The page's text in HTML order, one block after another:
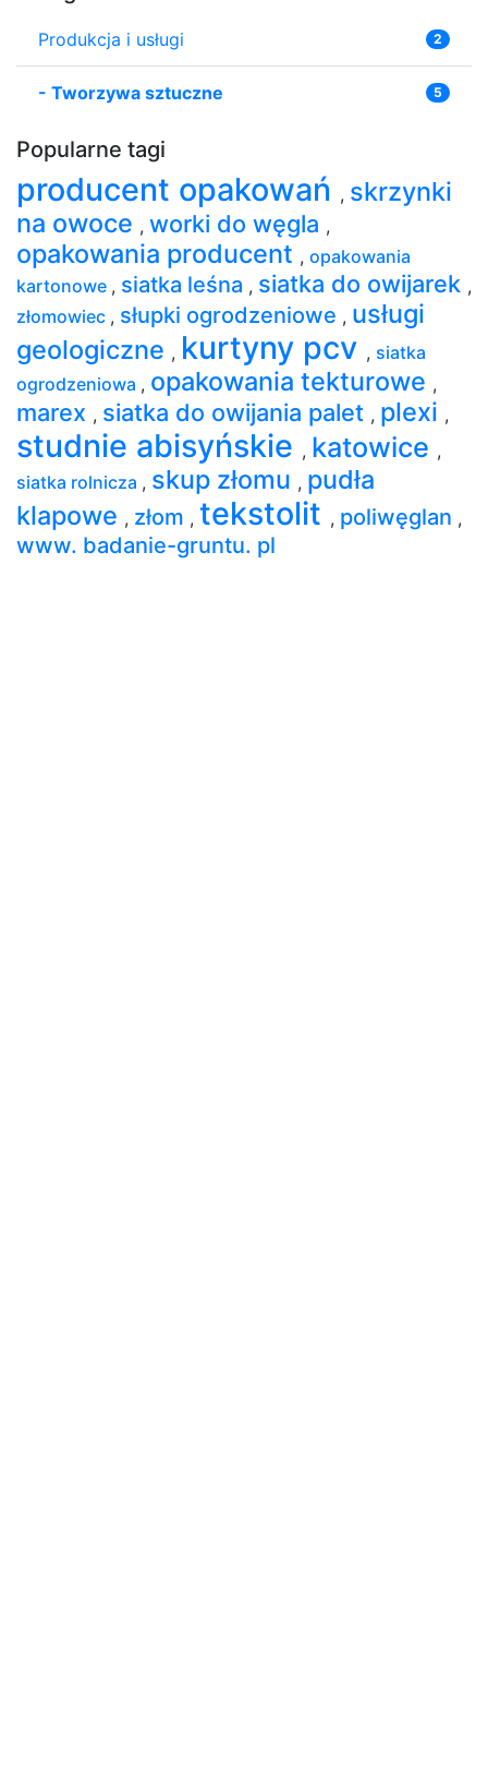
Produkcja i usługi 2
- Tworzywa sztuczne 5
Popularne tagi
producent opakowań , skrzynki
na owoce , worki do węgla ,
opakowania producent , opakowania
kartonowe , siatka leśna , siatka do owijarek ,
złomowiec , słupki ogrodzeniowe , usługi
geologiczne , kurtyny pcv , siatka
ogrodzeniowa , opakowania tekturowe ,
marex , siatka do owijania palet , plexi ,
studnie abisyńskie , katowice ,
siatka rolnicza , skup złomu , pudła
klapowe , złom , tekstolit , poliwęglan ,
www. badanie-gruntu. pl